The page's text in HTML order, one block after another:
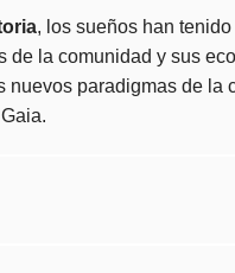
, los sueños han
de la comunidad y sus
nuevos paradigmas de la